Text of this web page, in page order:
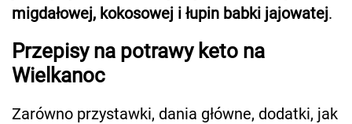
migdałowej, kokosowej i łupin babki jajowatej.
Przepisy na potrawy keto na
Wielkanoc
Zarówno przystawki, dania główne, dodatki, jak